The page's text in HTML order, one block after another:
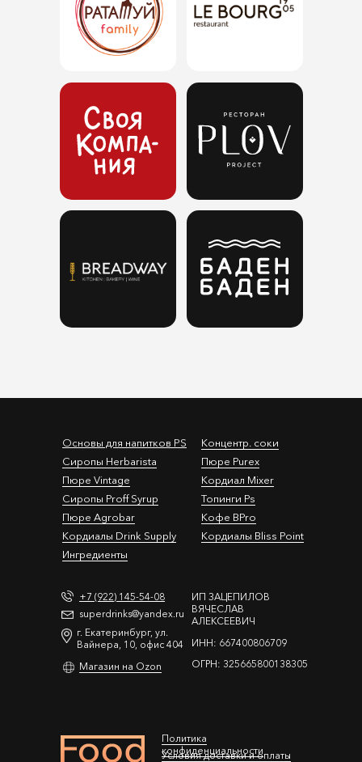
ИП ЗАЦЕПИЛОВ
ВЯЧЕСЛАВ
АЛЕКСЕЕВИЧ
ИНН: 667400806709
ОГРН: 325665800138305
Основы для напитков PS
Сиропы Herbarista
Пюре Vintage
Cиропы Proff Syrup
Пюре Agrobar
Кордиалы Drink Supply
Ингредиенты
Политика
конфиденциальности
Условия доставки и оплаты
superdrinks@yandex.ru
+7 (922) 145-54-08
г. Екатеринбург, ул.
Вайнера, 10, офис 404
Магазин на Ozon
Концентр. соки
Пюре Purex
Кордиал Mixer
Топинги Ps
Кофе BPro
Кордиалы Bliss Point